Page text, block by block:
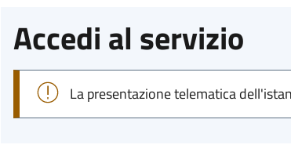
Accedi al servizio
La presentazione telematica